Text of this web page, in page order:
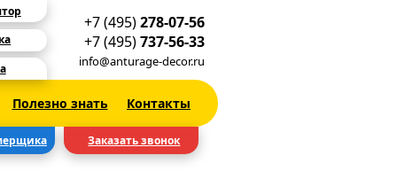
+7 (495)278-07-56
+7 (495)737-56-33
info@anturage-decor.ru
Полезно знать Контакты
Заказать звонок